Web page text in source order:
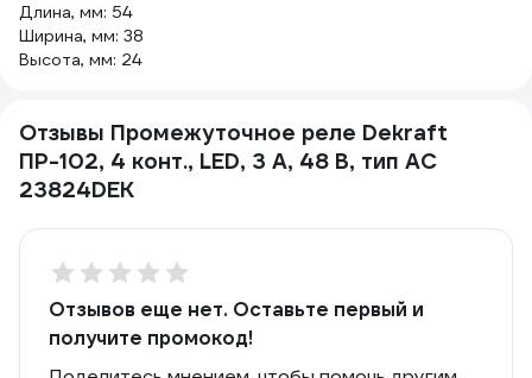
Длина, мм: 54
Ширина, мм: 38
Высота, мм: 24
Отзывы Промежуточное реле Dekraft
ПР-102, 4 конт., LED, 3 А, 48 В, тип AC
23824DEK
Отзывов еще нет. Оставьте первый и
получите промокод!